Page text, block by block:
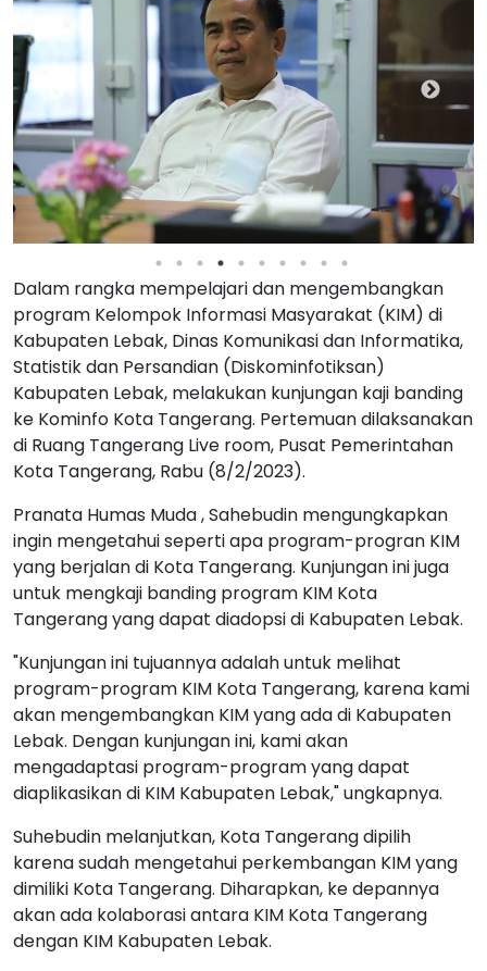
Dalam rangka mempelajari dan mengembangkan
program Kelompok Informasi Masyarakat (KIM) di
Kabupaten Lebak, Dinas Komunikasi dan Informatika,
Statistik dan Persandian (Diskominfotiksan)
Kabupaten Lebak, melakukan kunjungan kaji banding
ke Kominfo Kota Tangerang. Pertemuan dilaksanakan
di Ruang Tangerang Live room, Pusat Pemerintahan
Kota Tangerang, Rabu (8/2/2023).
Pranata Humas Muda , Sahebudin mengungkapkan
ingin mengetahui seperti apa program-progran KIM
yang berjalan di Kota Tangerang. Kunjungan ini juga
untuk mengkaji banding program KIM Kota
Tangerang yang dapat diadopsi di Kabupaten Lebak.
"Kunjungan ini tujuannya adalah untuk melihat
program-program KIM Kota Tangerang, karena kami
akan mengembangkan KIM yang ada di Kabupaten
Lebak. Dengan kunjungan ini, kami akan
mengadaptasi program-program yang dapat
diaplikasikan di KIM Kabupaten Lebak," ungkapnya.
Suhebudin melanjutkan, Kota Tangerang dipilih
karena sudah mengetahui perkembangan KIM yang
dimiliki Kota Tangerang. Diharapkan, ke depannya
akan ada kolaborasi antara KIM Kota Tangerang
dengan KIM Kabupaten Lebak.